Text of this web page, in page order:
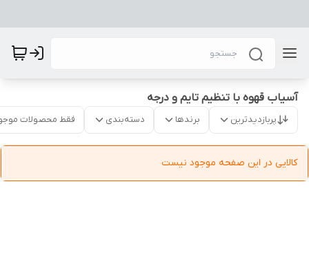
آسیاب قهوه با تنظیم تایم و درجه
پربازدیدترین برندها دسته‌بندی فقط محصولات
کالایی در این صفحه موجود نیست